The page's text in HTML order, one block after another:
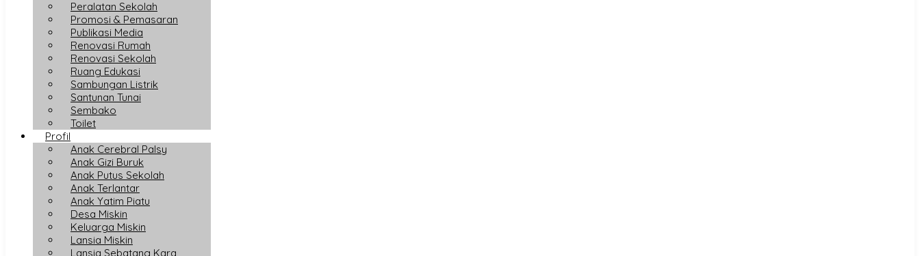
Peralatan Sekolah
Promosi & Pemasaran
Publikasi Media
Renovasi Rumah
Renovasi Sekolah
Ruang Edukasi
Sambungan Listrik
Santunan Tunai
Sembako
Toilet
Profil
Anak Cerebral Palsy
Anak Gizi Buruk
Anak Putus Sekolah
Anak Terlantar
Anak Yatim Piatu
Desa Miskin
Keluarga Miskin
Lansia Miskin
Lansia Sebatang Kara